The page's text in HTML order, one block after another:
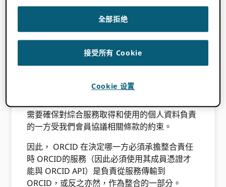
用資料保護規範》(GDPR) 以及其他各種地方、
國家和國際資料保護/隱私立法對資料保護的承
諾，並期望我們的會員組織也能如此。向…披露
到他們的 ORCID 帳戶資訊準確，並正確描述了
為了 ORCID 為了能夠執行我們的會員條款（如
需要確保對綜合服務取得和使用的個人資料負責
的一方受我們會員協議相關條款的約束。
因此， ORCID 在決定哪一方必須承擔整合責任
時 ORCID的服務（因此必須使用其成員憑證才
能與 ORCID API）是負責從服務傳輸到
ORCID，或反之亦然，作為整合的一部分。
全部拒绝
接受所有 Cookie
Cookie 设置